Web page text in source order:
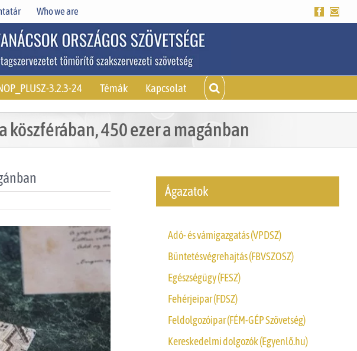
Who we are Facebook
3.2.3-24 Témák Kapcsolat
köszférában, 450 ezer a magánban
Ágazatok
Adó- és vámigazgatás (VPDSZ)
Büntetésvégrehajtás (FBVSZOSZ)
Egészségügy (FESZ)
Fehérjeipar (FDSZ)
Feldolgozóipar (FÉM-GÉP Szövetség)
Kereskedelmi dolgozók (Egyenlő.hu)